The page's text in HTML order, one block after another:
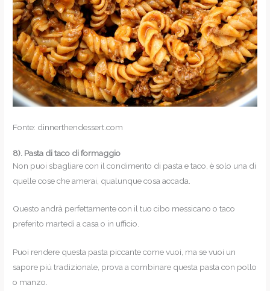
Fonte: dinnerthendessert.com
8). Pasta di taco di formaggio
Non puoi sbagliare con il condimento di pasta e taco, è solo una di
quelle cose che amerai, qualunque cosa accada.
Questo andrà perfettamente con il tuo cibo messicano o taco
preferito martedì a casa o in ufficio.
Puoi rendere questa pasta piccante come vuoi, ma se vuoi un
sapore più tradizionale, prova a combinare questa pasta con pollo
o manzo.